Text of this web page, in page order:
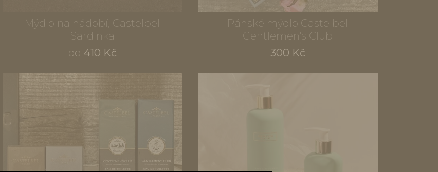
Mýdlo na nádobí, Castelbel
Sardinka
od 410 Kč
Pánské mýdlo Castelbel
Gentlemen's Club
300 Kč